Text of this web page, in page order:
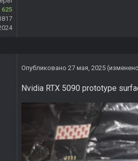
625
Опубликовано 27 мая, 2025
Nvidia RTX 5090 prototype